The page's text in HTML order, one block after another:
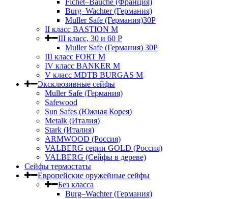
Fichet–Bauche (Франция)
Burg–Wachter (Германия)
Muller Safe (Германия)30P
II класс BASTION M
III класс, 30 и 60 P
Muller Safe (Германия) 30Р
III класс FORT M
IV класс BANKER M
V класс МDTB BURGAS M
Эксклюзивные сейфы
Muller Safe (Германия)
Safewood
Sun Safes (Южная Корея)
Metalk (Италия)
Stark (Италия)
ARMWOOD (Россия)
VALBERG серии GOLD (Россия)
VALBERG (Сейфы в дереве)
Сейфы термостаты
Европейские оружейные сейфы
Без класса
Burg–Wachter (Германия)